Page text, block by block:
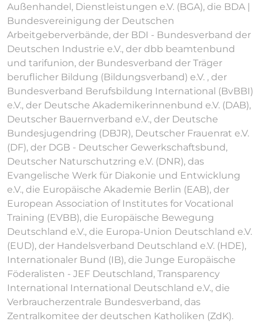
Außenhandel, Dienstleistungen e.V. (BGA), die BDA |
Bundesvereinigung der Deutschen
Arbeitgeberverbände, der BDI - Bundesverband der
Deutschen Industrie e.V., der dbb beamtenbund
und tarifunion, der Bundesverband der Träger
beruflicher Bildung (Bildungsverband) e.V. , der
Bundesverband Berufsbildung International (BvBBI)
e.V., der Deutsche Akademikerinnenbund e.V. (DAB),
Deutscher Bauernverband e.V., der Deutsche
Bundesjugendring (DBJR), Deutscher Frauenrat e.V.
(DF), der DGB - Deutscher Gewerkschaftsbund,
Deutscher Naturschutzring e.V. (DNR), das
Evangelische Werk für Diakonie und Entwicklung
e.V., die Europäische Akademie Berlin (EAB), der
European Association of Institutes for Vocational
Training (EVBB), die Europäische Bewegung
Deutschland e.V., die Europa-Union Deutschland e.V.
(EUD), der Handelsverband Deutschland e.V. (HDE),
Internationaler Bund (IB), die Junge Europäische
Föderalisten - JEF Deutschland, Transparency
International International Deutschland e.V., die
Verbraucherzentrale Bundesverband, das
Zentralkomitee der deutschen Katholiken (ZdK).